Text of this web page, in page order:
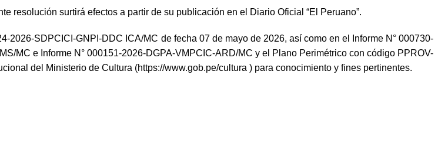
resolución surtirá efectos a partir de su publicación en el Diario Oficial “El Peruano”.
2026-SDPCICI-GNPI-DDC ICA/MC de fecha 07 de mayo de 2026, así como en el Informe N° 000730-
MC e Informe N° 000151-2026-DGPA-VMPCIC-ARD/MC y el Plano Perimétrico con código PPROV-
del Ministerio de Cultura (https://www.gob.pe/cultura ) para conocimiento y fines pertinentes.